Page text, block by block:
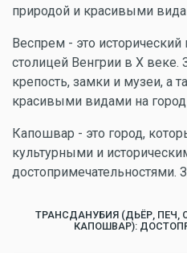
природой и красивыми
Веспрем - это
столицей Венгрии в X веке.
крепость, замки и музеи, а
красивыми видами на город
Капошвар - это город,
культурными и
достопримечательностями.
ТРАНСДАНУБИЯ (ДЬЁР, ПЕЧ,
КАПОШВАР):